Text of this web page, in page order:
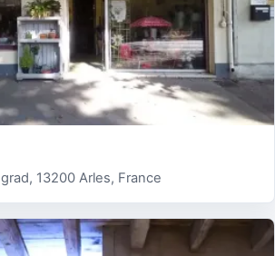
13200 Arles, France